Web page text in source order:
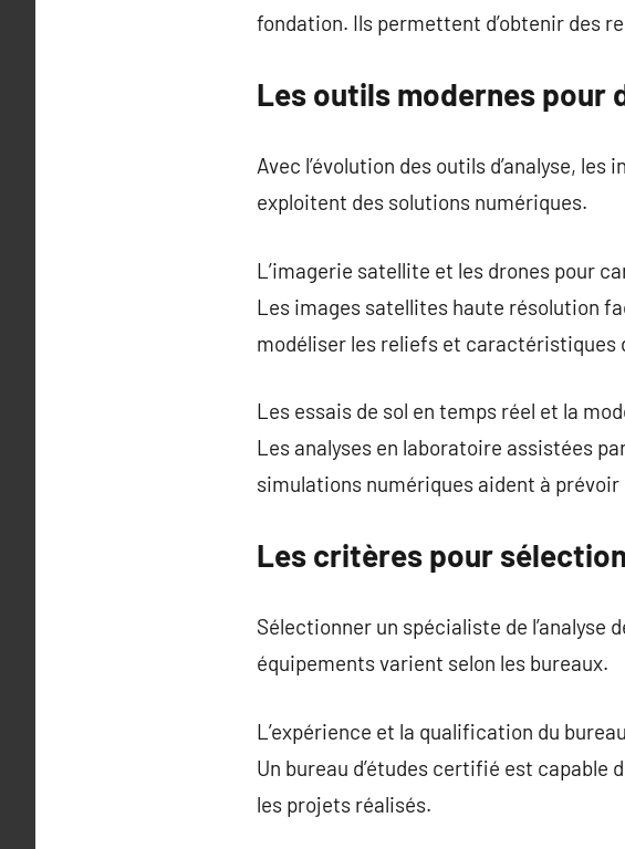
fondation. Ils permettent d’obtenir des
Les outils modernes pour
Avec l’évolution des outils d’analyse,
exploitent des solutions numériques.
L’imagerie satellite et les drones pour
Les images satellites haute résolution
modéliser les reliefs et caractéristiques
Les essais de sol en temps réel et la
Les analyses en laboratoire assistées
simulations numériques aident à prévoir
Les critères pour
Sélectionner un spécialiste de
équipements varient selon les bureaux.
L’expérience et la qualification du
Un bureau d’études certifié est capable
les projets réalisés.